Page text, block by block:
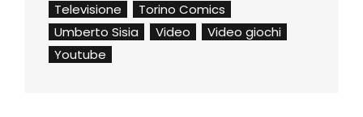
Televisione
Torino Comics
Umberto Sisia
Video
Video giochi
Youtube